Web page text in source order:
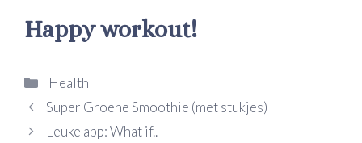
Happy workout!
Categorieën
Health
Super Groene Smoothie (met stukjes)
Leuke app: What if..